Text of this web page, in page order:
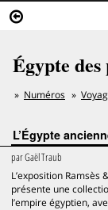
Égypte
Numéros
L’Égypte
parGaël Traub
L’exposition Ramsès
présente une
l’empire égyptien,